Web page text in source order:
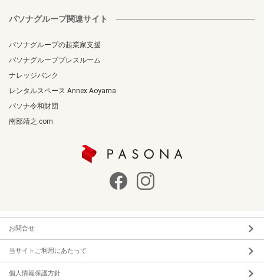
パソナグループ関連サイト
パソナグループの起業家支援
パソナグループプレスルーム
ナレッジバンク
レンタルスペース Annex Aoyama
パソナ令和財団
南部靖之.com
お問合せ
当サイトご利用にあたって
個人情報保護方針